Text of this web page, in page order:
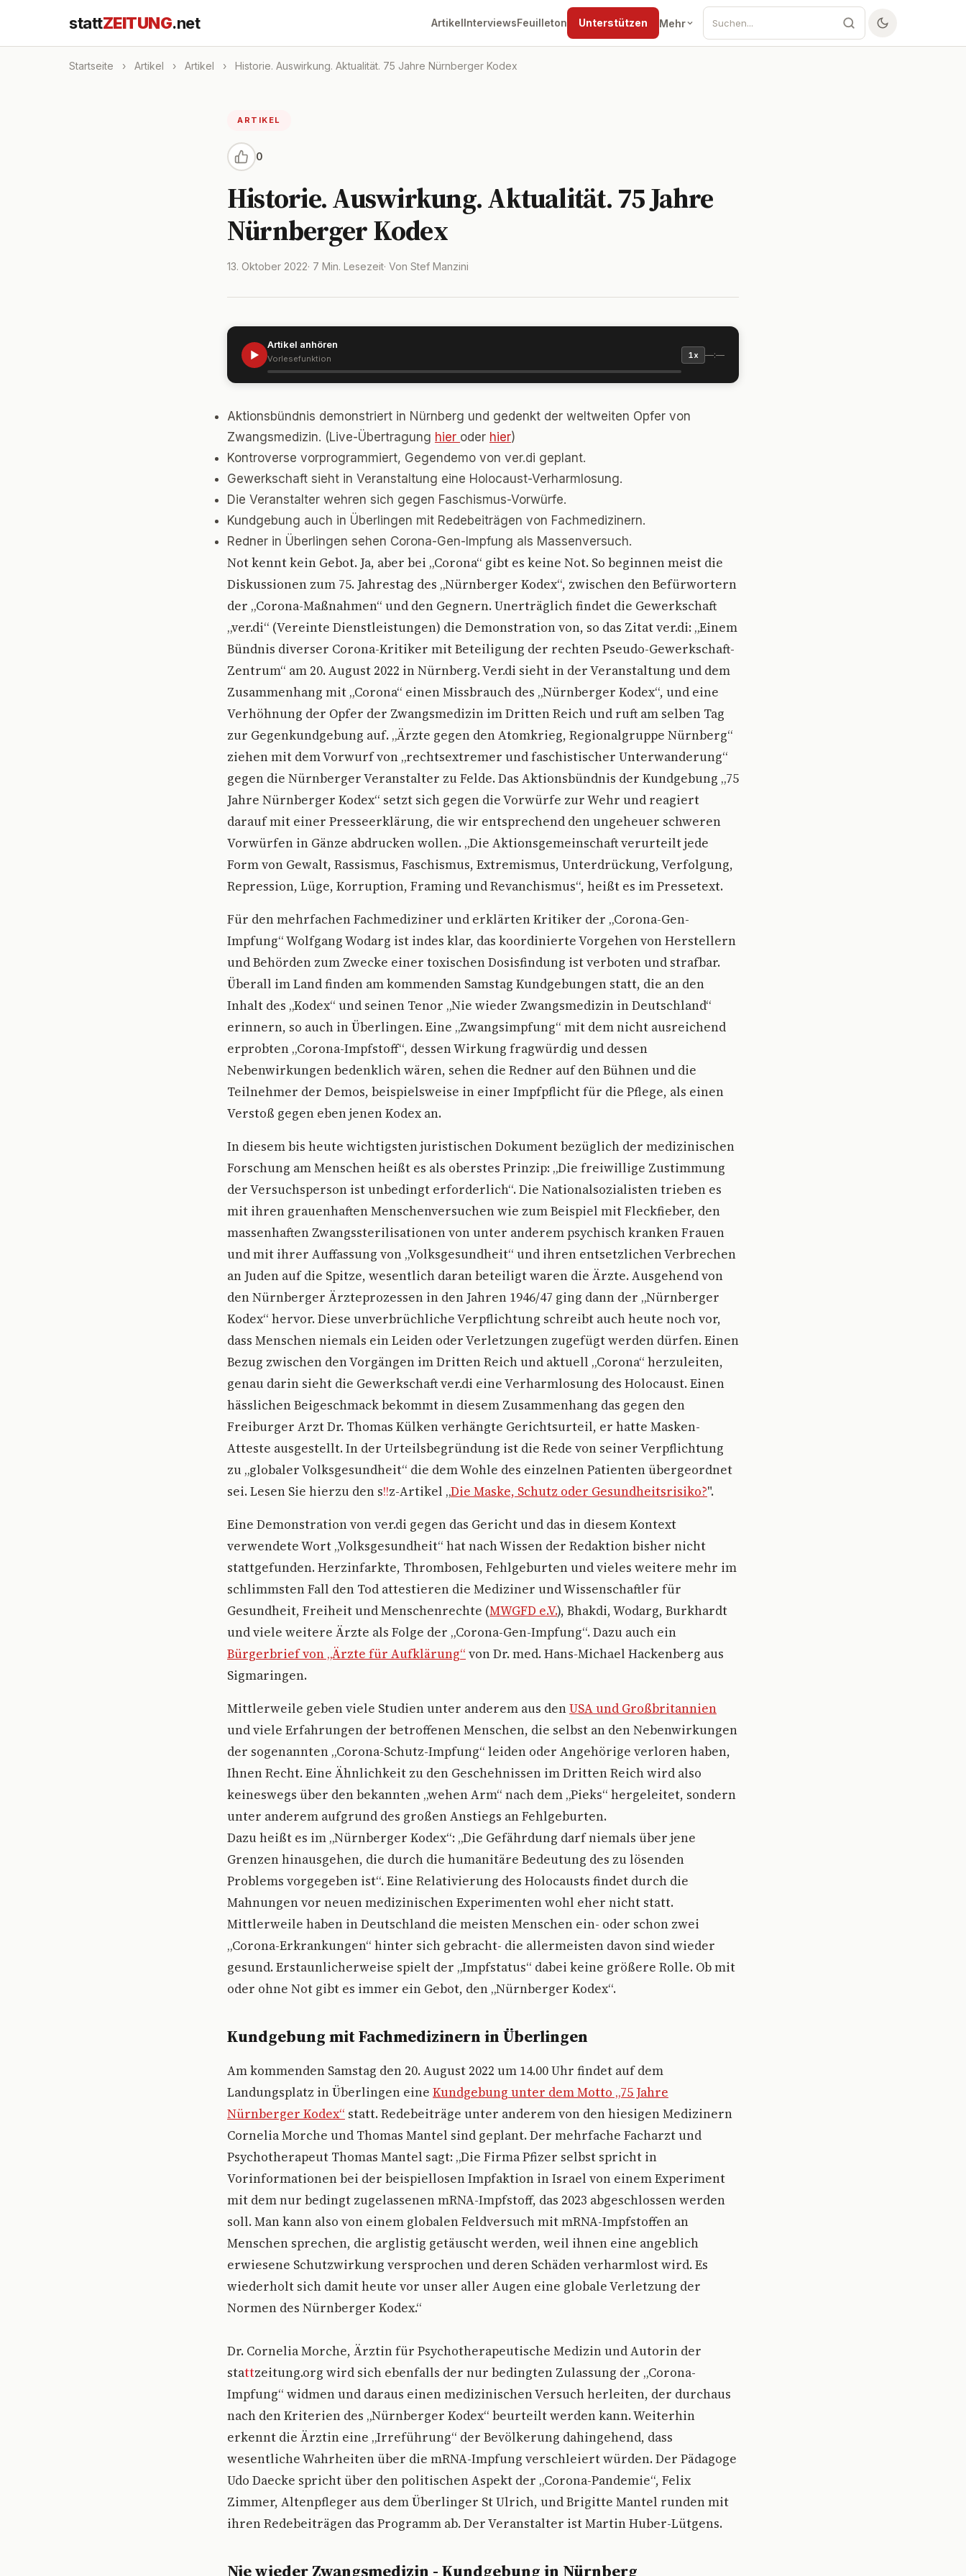
stattZEITUNG.net ArtikelInterviewsFeuilleton Unterstützen Mehr
Startseite › Artikel › Artikel › Historie. Auswirkung. Aktualität. 75 Jahre Nürnberger Kodex
ARTIKEL
0
Historie. Auswirkung. Aktualität. 75 Jahre
Nürnberger Kodex
13. Oktober 2022· 7 Min. Lesezeit· Von Stef Manzini
▶
Artikel anhören
Vorlesefunktion 1x —:—
Aktionsbündnis demonstriert in Nürnberg und gedenkt der weltweiten Opfer von
Zwangsmedizin. (Live-Übertragung hier oder hier)
Kontroverse vorprogrammiert, Gegendemo von ver.di geplant.
Gewerkschaft sieht in Veranstaltung eine Holocaust-Verharmlosung.
Die Veranstalter wehren sich gegen Faschismus-Vorwürfe.
Kundgebung auch in Überlingen mit Redebeiträgen von Fachmedizinern.
Redner in Überlingen sehen Corona-Gen-Impfung als Massenversuch.
Not kennt kein Gebot. Ja, aber bei „Corona“ gibt es keine Not. So beginnen meist die
Diskussionen zum 75. Jahrestag des „Nürnberger Kodex“, zwischen den Befürwortern
der „Corona-Maßnahmen“ und den Gegnern. Unerträglich findet die Gewerkschaft
„ver.di“ (Vereinte Dienstleistungen) die Demonstration von, so das Zitat ver.di: „Einem
Bündnis diverser Corona-Kritiker mit Beteiligung der rechten Pseudo-Gewerkschaft-
Zentrum“ am 20. August 2022 in Nürnberg. Ver.di sieht in der Veranstaltung und dem
Zusammenhang mit „Corona“ einen Missbrauch des „Nürnberger Kodex“, und eine
Verhöhnung der Opfer der Zwangsmedizin im Dritten Reich und ruft am selben Tag
zur Gegenkundgebung auf. „Ärzte gegen den Atomkrieg, Regionalgruppe Nürnberg“
ziehen mit dem Vorwurf von „rechtsextremer und faschistischer Unterwanderung“
gegen die Nürnberger Veranstalter zu Felde. Das Aktionsbündnis der Kundgebung „75
Jahre Nürnberger Kodex“ setzt sich gegen die Vorwürfe zur Wehr und reagiert
darauf mit einer Presseerklärung, die wir entsprechend den ungeheuer schweren
Vorwürfen in Gänze abdrucken wollen. „Die Aktionsgemeinschaft verurteilt jede
Form von Gewalt, Rassismus, Faschismus, Extremismus, Unterdrückung, Verfolgung,
Repression, Lüge, Korruption, Framing und Revanchismus“, heißt es im Pressetext.
Für den mehrfachen Fachmediziner und erklärten Kritiker der „Corona-Gen-
Impfung“ Wolfgang Wodarg ist indes klar, das koordinierte Vorgehen von Herstellern
und Behörden zum Zwecke einer toxischen Dosisfindung ist verboten und strafbar.
Überall im Land finden am kommenden Samstag Kundgebungen statt, die an den
Inhalt des „Kodex“ und seinen Tenor „Nie wieder Zwangsmedizin in Deutschland“
erinnern, so auch in Überlingen. Eine „Zwangsimpfung“ mit dem nicht ausreichend
erprobten „Corona-Impfstoff“, dessen Wirkung fragwürdig und dessen
Nebenwirkungen bedenklich wären, sehen die Redner auf den Bühnen und die
Teilnehmer der Demos, beispielsweise in einer Impfpflicht für die Pflege, als einen
Verstoß gegen eben jenen Kodex an.
In diesem bis heute wichtigsten juristischen Dokument bezüglich der medizinischen
Forschung am Menschen heißt es als oberstes Prinzip: „Die freiwillige Zustimmung
der Versuchsperson ist unbedingt erforderlich“. Die Nationalsozialisten trieben es
mit ihren grauenhaften Menschenversuchen wie zum Beispiel mit Fleckfieber, den
massenhaften Zwangssterilisationen von unter anderem psychisch kranken Frauen
und mit ihrer Auffassung von „Volksgesundheit“ und ihren entsetzlichen Verbrechen
an Juden auf die Spitze, wesentlich daran beteiligt waren die Ärzte. Ausgehend von
den Nürnberger Ärzteprozessen in den Jahren 1946/47 ging dann der „Nürnberger
Kodex“ hervor. Diese unverbrüchliche Verpflichtung schreibt auch heute noch vor,
dass Menschen niemals ein Leiden oder Verletzungen zugefügt werden dürfen. Einen
Bezug zwischen den Vorgängen im Dritten Reich und aktuell „Corona“ herzuleiten,
genau darin sieht die Gewerkschaft ver.di eine Verharmlosung des Holocaust. Einen
hässlichen Beigeschmack bekommt in diesem Zusammenhang das gegen den
Freiburger Arzt Dr. Thomas Külken verhängte Gerichtsurteil, er hatte Masken-
Atteste ausgestellt. In der Urteilsbegründung ist die Rede von seiner Verpflichtung
zu „globaler Volksgesundheit“ die dem Wohle des einzelnen Patienten übergeordnet
sei. Lesen Sie hierzu den s!!z-Artikel „Die Maske, Schutz oder Gesundheitsrisiko?".
Eine Demonstration von ver.di gegen das Gericht und das in diesem Kontext
verwendete Wort „Volksgesundheit“ hat nach Wissen der Redaktion bisher nicht
stattgefunden. Herzinfarkte, Thrombosen, Fehlgeburten und vieles weitere mehr im
schlimmsten Fall den Tod attestieren die Mediziner und Wissenschaftler für
Gesundheit, Freiheit und Menschenrechte (MWGFD e.V.), Bhakdi, Wodarg, Burkhardt
und viele weitere Ärzte als Folge der „Corona-Gen-Impfung“. Dazu auch ein
Bürgerbrief von „Ärzte für Aufklärung“ von Dr. med. Hans-Michael Hackenberg aus
Sigmaringen.
Mittlerweile geben viele Studien unter anderem aus denUSA und Großbritannien
und viele Erfahrungen der betroffenen Menschen, die selbst an den Nebenwirkungen
der sogenannten „Corona-Schutz-Impfung“ leiden oder Angehörige verloren haben,
Ihnen Recht. Eine Ähnlichkeit zu den Geschehnissen im Dritten Reich wird also
keineswegs über den bekannten „wehen Arm“ nach dem „Pieks“ hergeleitet, sondern
unter anderem aufgrund des großen Anstiegs an Fehlgeburten.
Dazu heißt es im „Nürnberger Kodex“: „Die Gefährdung darf niemals über jene
Grenzen hinausgehen, die durch die humanitäre Bedeutung des zu lösenden
Problems vorgegeben ist“. Eine Relativierung des Holocausts findet durch die
Mahnungen vor neuen medizinischen Experimenten wohl eher nicht statt.
Mittlerweile haben in Deutschland die meisten Menschen ein- oder schon zwei
„Corona-Erkrankungen“ hinter sich gebracht- die allermeisten davon sind wieder
gesund. Erstaunlicherweise spielt der „Impfstatus“ dabei keine größere Rolle. Ob mit
oder ohne Not gibt es immer ein Gebot, den „Nürnberger Kodex“.
Kundgebung mit Fachmedizinern in Überlingen
Am kommenden Samstag den 20. August 2022 um 14.00 Uhr findet auf dem
Landungsplatz in Überlingen eine Kundgebung unter dem Motto „75 Jahre
Nürnberger Kodex“ statt. Redebeiträge unter anderem von den hiesigen Medizinern
Cornelia Morche und Thomas Mantel sind geplant. Der mehrfache Facharzt und
Psychotherapeut Thomas Mantel sagt: „Die Firma Pfizer selbst spricht in
Vorinformationen bei der beispiellosen Impfaktion in Israel von einem Experiment
mit dem nur bedingt zugelassenen mRNA-Impfstoff, das 2023 abgeschlossen werden
soll. Man kann also von einem globalen Feldversuch mit mRNA-Impfstoffen an
Menschen sprechen, die arglistig getäuscht werden, weil ihnen eine angeblich
erwiesene Schutzwirkung versprochen und deren Schäden verharmlost wird. Es
wiederholt sich damit heute vor unser aller Augen eine globale Verletzung der
Normen des Nürnberger Kodex.“
Dr. Cornelia Morche, Ärztin für Psychotherapeutische Medizin und Autorin der
stattzeitung.org wird sich ebenfalls der nur bedingten Zulassung der „Corona-
Impfung“ widmen und daraus einen medizinischen Versuch herleiten, der durchaus
nach den Kriterien des „Nürnberger Kodex“ beurteilt werden kann. Weiterhin
erkennt die Ärztin eine „Irreführung“ der Bevölkerung dahingehend, dass
wesentliche Wahrheiten über die mRNA-Impfung verschleiert würden. Der Pädagoge
Udo Daecke spricht über den politischen Aspekt der „Corona-Pandemie“, Felix
Zimmer, Altenpfleger aus dem Überlinger St Ulrich, und Brigitte Mantel runden mit
ihren Redebeiträgen das Programm ab. Der Veranstalter ist Martin Huber-Lütgens.
Nie wieder Zwangsmedizin - Kundgebung in Nürnberg